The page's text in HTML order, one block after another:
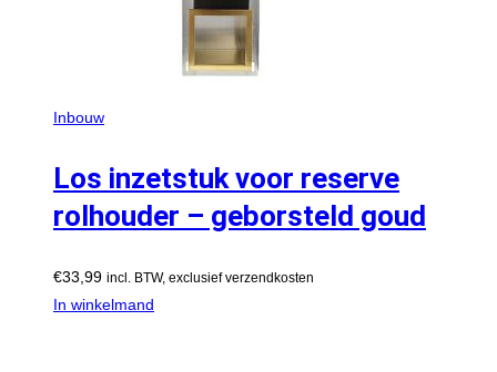
Inbouw
Los inzetstuk voor reserve
rolhouder – geborsteld goud
€33,99 incl. BTW, exclusief verzendkosten
In winkelmand